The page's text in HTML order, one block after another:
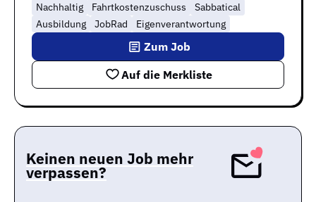
Nachhaltig
Fahrtkostenzuschuss
Sabbatical
Ausbildung
JobRad Eigenverantwortung
Auf die Merkliste
Zum Job
Keinen neuen Job mehr
verpassen?